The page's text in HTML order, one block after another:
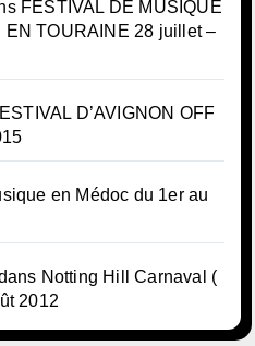
FESTIVAL DE MUSIQUE
TOURAINE 28 juillet –
D’AVIGNON OFF
en Médoc du 1er au
Notting Hill Carnaval (
2012